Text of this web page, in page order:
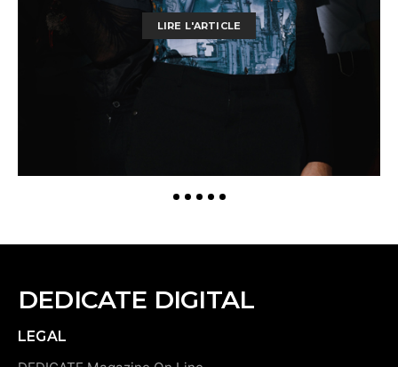
LIRE L'ARTICLE
DEDICATE DIGITAL
LEGAL